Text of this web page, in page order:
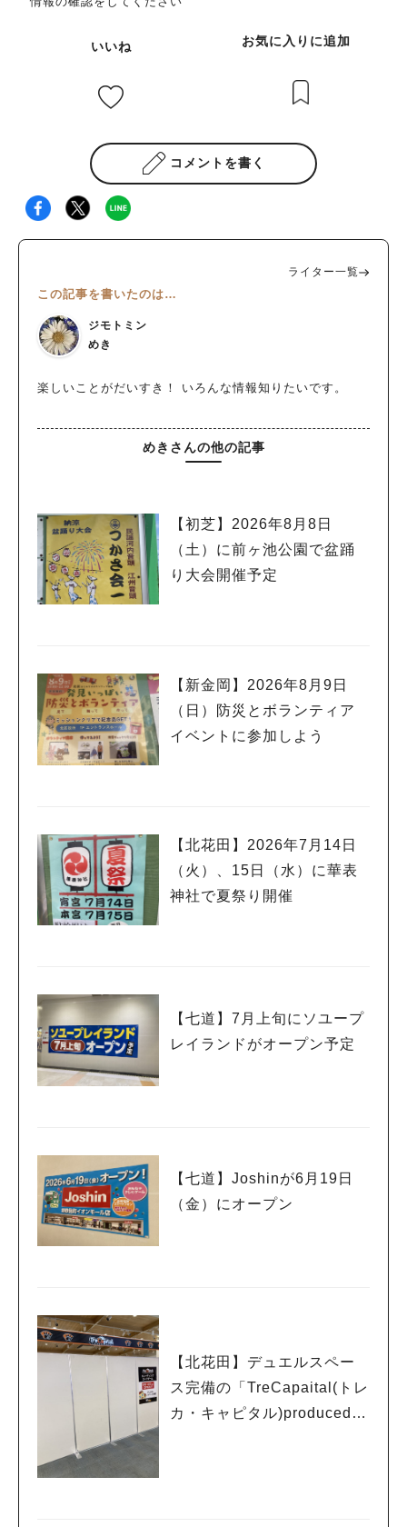
いいね お気に入りに追加
コメントを書く
ライター一覧
この記事を書いたのは…
ジモトミン
めき
楽しいことがだいすき！ いろんな情報知りたいです。
めきさんの他の記事
【初芝】2026年8月8日
（土）に前ヶ池公園で盆踊
り大会開催予定
【新金岡】2026年8月9日
（日）防災とボランティア
イベントに参加しよう
【北花田】2026年7月14日
（火）、15日（水）に華表
神社で夏祭り開催
【七道】7月上旬にソユープ
レイランドがオープン予定
【七道】Joshinが6月19日
（金）にオープン
【北花田】デュエルスペー
ス完備の「TreCapaital(トレ
カ・キャピタル)produced b